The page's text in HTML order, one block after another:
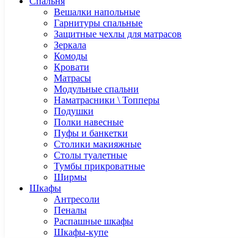
Вешалки напольные
Гарнитуры спальные
Защитные чехлы для матрасов
Зеркала
Комоды
Кровати
Матрасы
Модульные спальни
Наматрасники \ Топперы
Подушки
Полки навесные
Пуфы и банкетки
Столики макияжные
Столы туалетные
Тумбы прикроватные
Ширмы
Шкафы
Антресоли
Пеналы
Распашные шкафы
Шкафы-купе